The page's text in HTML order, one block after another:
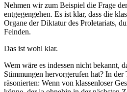
Nehmen wir zum Beispiel die Frage
entgegengehen. Es ist klar, dass die
Organe der Diktatur des Proletariats,
Feinden.
Das ist wohl klar.
Wem wäre es indessen nicht bekannt,
Stimmungen hervorgerufen hat? In der
räsonierten: Wenn von klassenloser